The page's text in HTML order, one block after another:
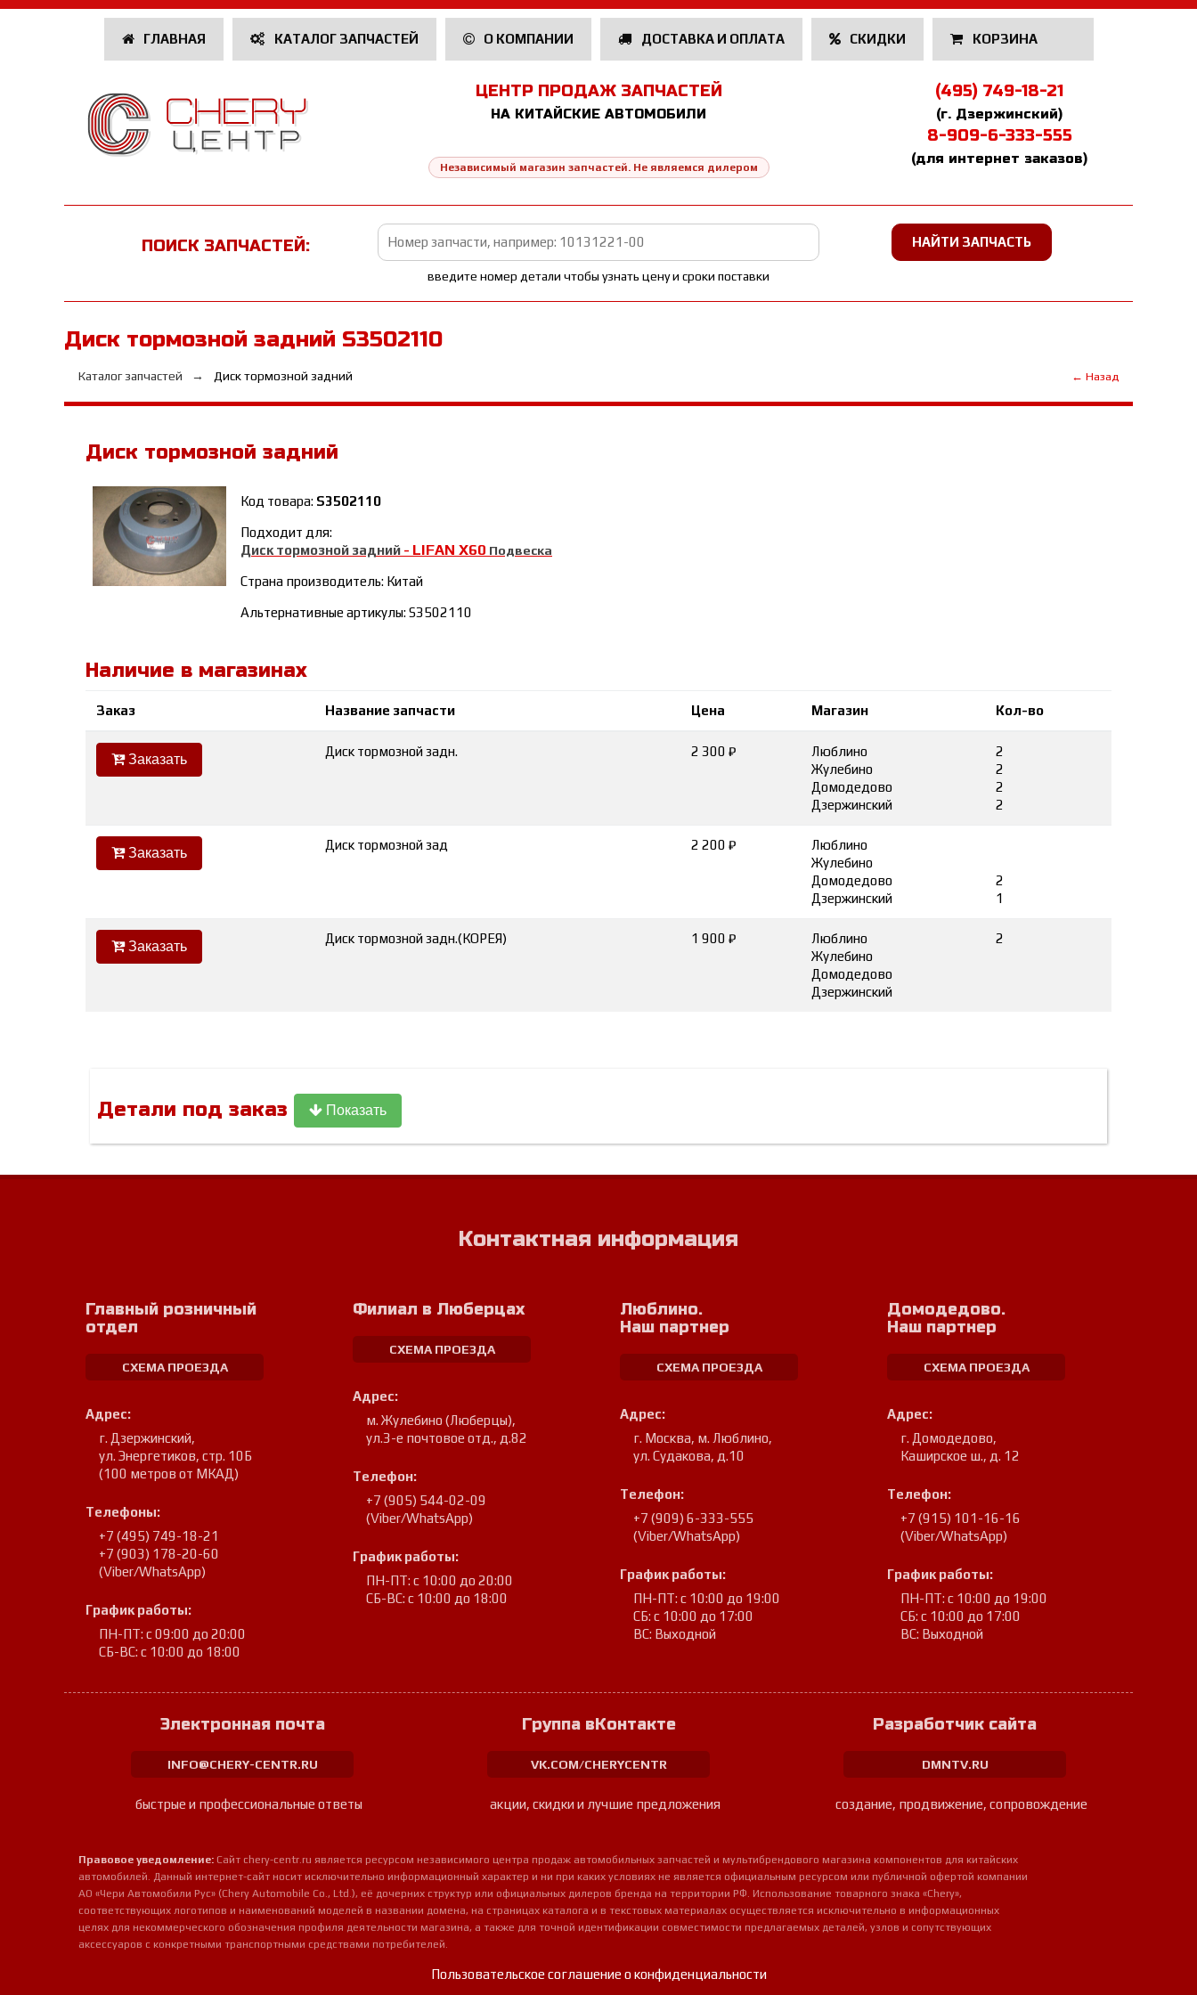
ГЛАВНАЯ КАТАЛОГ ЗАПЧАСТЕЙ О КОМПАНИИ ДОСТАВКА И ОПЛАТА СКИДКИ КОРЗИНА
ЦЕНТР ПРОДАЖ ЗАПЧАСТЕЙ
НА КИТАЙСКИЕ АВТОМОБИЛИ
Независимый магазин запчастей. Не являемся дилером
(495) 749-18-21
(г. Дзержинский)
8-909-6-333-555
(для интернет заказов)
ПОИСК ЗАПЧАСТЕЙ:
введите номер детали чтобы узнать цену и сроки поставки
Диск тормозной задний S3502110
Каталог запчастей Диск тормозной задний ← Назад
Диск тормозной задний
Код товара: S3502110
Подходит для:
Диск тормозной задний - LIFAN Х60 Подвеска
Страна производитель: Китай
Альтернативные артикулы: S3502110
Наличие в магазинах
Заказ Название запчасти Цена Магазин Кол-во
Заказать
Диск тормозной задн. 2 300 ₽
Люблино
Жулебино
Домодедово
Дзержинский
2
2
2
2
Заказать
Диск тормозной зад 2 200 ₽
Люблино
Жулебино
Домодедово
Дзержинский
2
1
Заказать
Диск тормозной задн.(КОРЕЯ) 1 900 ₽
Люблино
Жулебино
Домодедово
Дзержинский
2
Детали под заказ Показать
Контактная информация
Главный розничный
отдел
СХЕМА ПРОЕЗДА
Адрес:
г. Дзержинский,
ул. Энергетиков, стр. 10Б
(100 метров от МКАД)
Телефоны:
+7 (495) 749-18-21
+7 (903) 178-20-60
(Viber/WhatsApp)
График работы:
ПН-ПТ: с 09:00 до 20:00
СБ-ВС: с 10:00 до 18:00
Филиал в Люберцах
СХЕМА ПРОЕЗДА
Адрес:
м. Жулебино (Люберцы),
ул.3-е почтовое отд., д.82
Телефон:
+7 (905) 544-02-09
(Viber/WhatsApp)
График работы:
ПН-ПТ: с 10:00 до 20:00
СБ-ВС: с 10:00 до 18:00
Люблино.
Наш партнер
СХЕМА ПРОЕЗДА
Адрес:
г. Москва, м. Люблино,
ул. Судакова, д.10
Телефон:
+7 (909) 6-333-555
(Viber/WhatsApp)
График работы:
ПН-ПТ: с 10:00 до 19:00
СБ: с 10:00 до 17:00
ВС: Выходной
Домодедово.
Наш партнер
СХЕМА ПРОЕЗДА
Адрес:
г. Домодедово,
Каширское ш., д. 12
Телефон:
+7 (915) 101-16-16
(Viber/WhatsApp)
График работы:
ПН-ПТ: с 10:00 до 19:00
СБ: с 10:00 до 17:00
ВС: Выходной
Электронная почта
INFO@CHERY-CENTR.RU
быстрые и профессиональные ответы
Группа вКонтакте
VK.COM/CHERYCENTR
акции, скидки и лучшие предложения
Разработчик сайта
DMNTV.RU
создание, продвижение, сопровождение
Правовое уведомление: Сайт chery-centr.ru является ресурсом независимого центра продаж автомобильных запчастей и мультибрендового магазина компонентов для китайских
автомобилей. Данный интернет-сайт носит исключительно информационный характер и ни при каких условиях не является официальным ресурсом или публичной офертой компании
АО «Чери Автомобили Рус» (Chery Automobile Co., Ltd.), её дочерних структур или официальных дилеров бренда на территории РФ. Использование товарного знака «Chery»,
соответствующих логотипов и наименований моделей в названии домена, на страницах каталога и в текстовых материалах осуществляется исключительно в информационных
целях для некоммерческого обозначения профиля деятельности магазина, а также для точной идентификации совместимости предлагаемых деталей, узлов и сопутствующих
аксессуаров с конкретными транспортными средствами потребителей.
Пользовательское соглашение о конфиденциальности